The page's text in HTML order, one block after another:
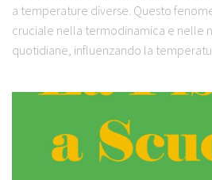
a temperature diverse. Questo
cruciale nella termodinamica e nelle
quotidiane, influenzando la